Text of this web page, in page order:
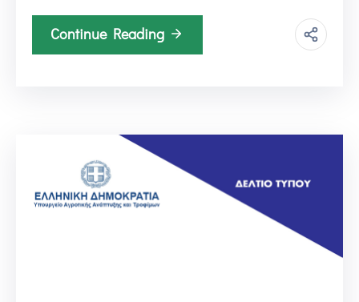
Continue Reading